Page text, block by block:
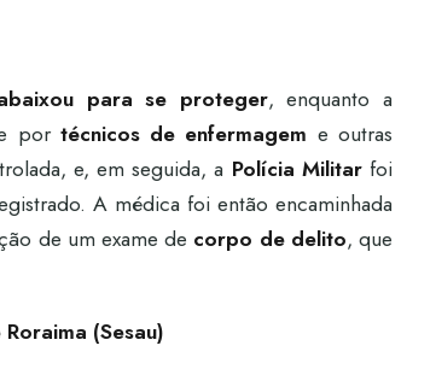
para se proteger, enquanto a
por técnicos de enfermagem e outras
e, em seguida, a Polícia Militarfoi
A médica foi então encaminhada
de um exame de corpo de delito, que
(Sesau)